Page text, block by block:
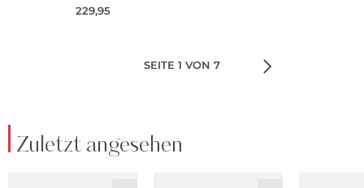
229,95
SEITE 1 VON 7
Zuletzt angesehen